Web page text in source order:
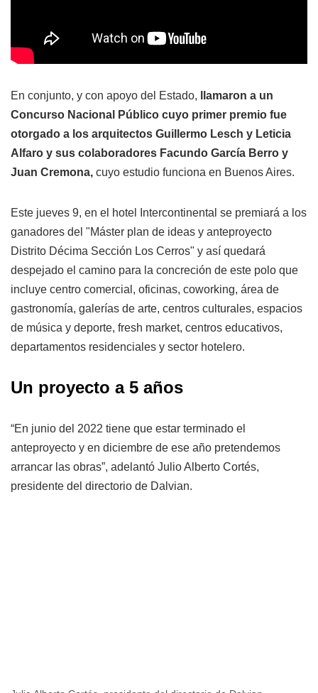
En conjunto, y con apoyo del Estado,
llamaron a un
Concurso Nacional Público cuyo primer premio fue
otorgado a los arquitectos Guillermo Lesch y Leticia
Alfaro y sus colaboradores Facundo García Berro y
Juan Cremona, cuyo estudio funciona en Buenos Aires.
Este jueves 9, en el hotel Intercontinental se premiará a los
ganadores del "Máster plan de ideas y anteproyecto
Distrito Décima Sección Los Cerros" y así quedará
despejado el camino para la concreción de este polo que
incluye centro comercial, oficinas, coworking, área de
gastronomía, galerías de arte, centros culturales, espacios
de música y deporte, fresh market, centros educativos,
departamentos residenciales y sector hotelero.
Un proyecto a 5 años
“En junio del 2022 tiene que estar terminado el
anteproyecto y en diciembre de ese año pretendemos
arrancar las obras”, adelantó Julio Alberto Cortés,
presidente del directorio de Dalvian.